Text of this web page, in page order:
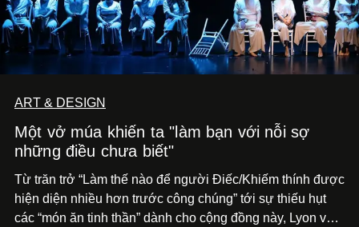
ART & DESIGN
Một vở múa khiến ta "làm bạn với nỗi sợ
những điều chưa biết"
Từ trăn trở “Làm thế nào để người Điếc/Khiếm thính được
hiện diện nhiều hơn trước công chúng” tới sự thiếu hụt
các “món ăn tinh thần” dành cho cộng đồng này, Lyon và